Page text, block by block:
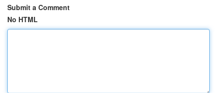
Submit a Comment
No HTML